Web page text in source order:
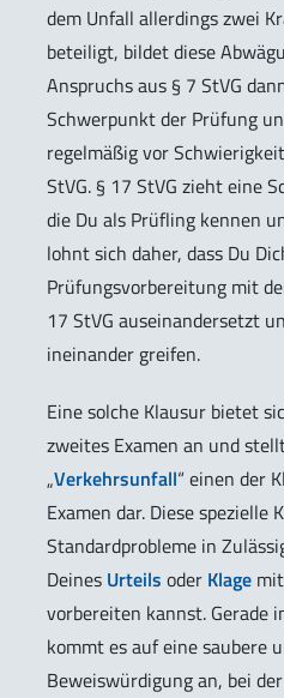
dem Unfall allerdings zwei
beteiligt, bildet diese
Anspruchs aus § 7 StVG
Schwerpunkt der Prüfung
regelmäßig vor
StVG. § 17 StVG zieht eine
die Du als Prüfling kennen
lohnt sich daher, dass Du
Prüfungsvorbereitung mit
17 StVG auseinandersetzt
ineinander greifen.
Eine solche Klausur bietet
zweites Examen an und
„Verkehrsunfall“ einen der
Examen dar. Diese
Standardprobleme in
Deines Urteils oder Klage
vorbereiten kannst. Gerade
kommt es auf eine saubere
Beweiswürdigung an, bei